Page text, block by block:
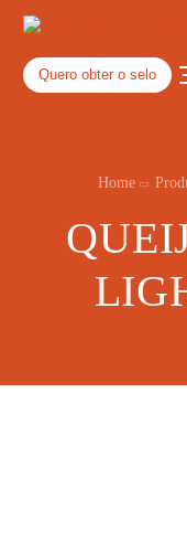
Quero obter o selo
Home